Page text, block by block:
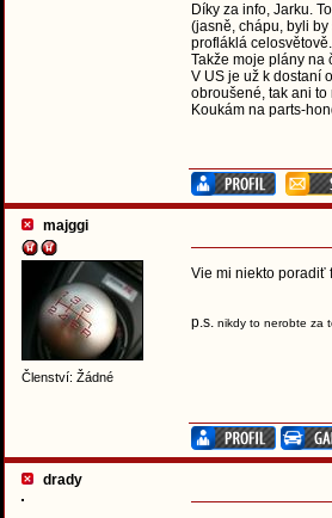
Díky za info, Jarku.
(jasně, chápu, byli
profláklá celosvětově.
Takže moje plány na
V US je už k dostaní
obroušené, tak ani to
Koukám na parts-
majggi
Členství: Žádné
Vie mi niekto poradiť
p.s. nikdy to nerobte za
drady